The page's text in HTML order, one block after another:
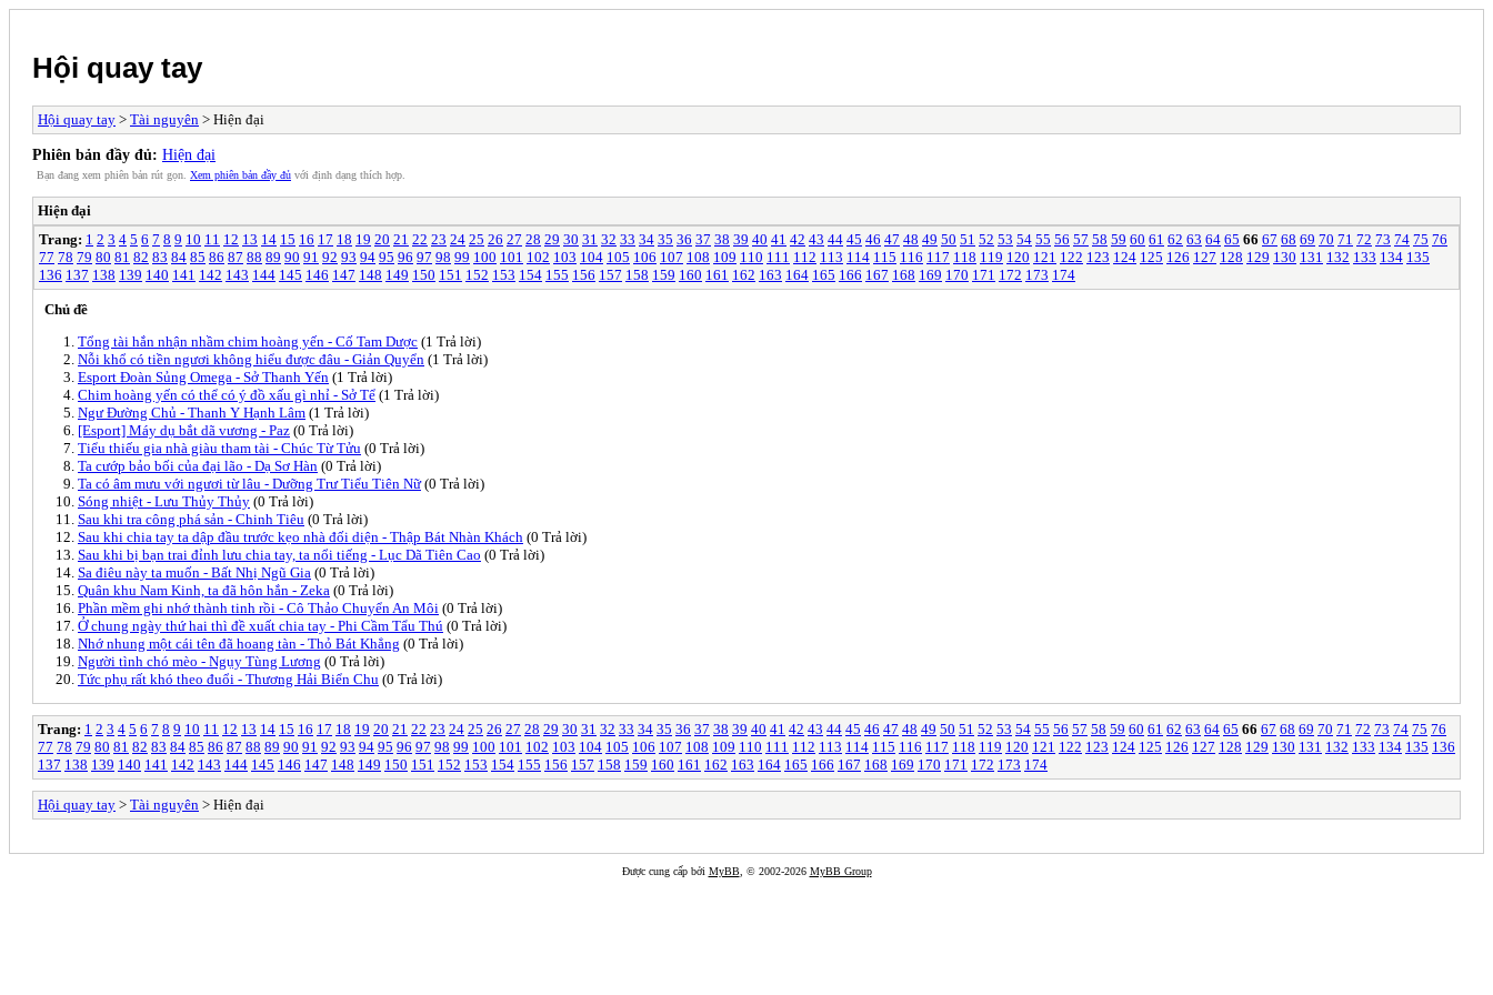
Hội quay tay
Hội quay tay > Tài nguyên > Hiện đại
Phiên bản đầy đủ: Hiện đại
Bạn đang xem phiên bản rút gọn. Xem phiên bản đầy đủ với định dạng thích hợp.
Hiện đại
Trang: 1 2 3 4 5 6 7 8 9 10 11 12 13 14 15 16 17 18 19 20 21 22 23 24 25 26 27 28 29 30 31 32 33 34 35 36 37 38 39 40 41 42 43 44 45 46 47 48 49 50 51 52 53 54 55 56 57 58 59 60 61 62 63 64 65 66 67 68 69 70 71 72 73 74 75 76
77 78 79 80 81 82 83 84 85 86 87 88 89 90 91 92 93 94 95 96 97 98 99 100 101 102 103 104 105 106 107 108 109 110 111 112 113 114 115 116 117 118 119 120 121 122 123 124 125 126 127 128 129 130 131 132 133 134 135
136 137 138 139 140 141 142 143 144 145 146 147 148 149 150 151 152 153 154 155 156 157 158 159 160 161 162 163 164 165 166 167 168 169 170 171 172 173 174
Chủ đề
Tổng tài hắn nhận nhầm chim hoàng yến - Cố Tam Dược (1 Trả lời)
Nỗi khổ có tiền ngươi không hiểu được đâu - Giản Quyển (1 Trả lời)
Esport Đoàn Sủng Omega - Sở Thanh Yến (1 Trả lời)
Chim hoàng yến có thể có ý đồ xấu gì nhỉ - Sở Tể (1 Trả lời)
Ngư Đường Chủ - Thanh Y Hạnh Lâm (1 Trả lời)
[Esport] Máy dụ bắt dã vương - Paz (0 Trả lời)
Tiểu thiếu gia nhà giàu tham tài - Chúc Từ Tửu (0 Trả lời)
Ta cướp bảo bối của đại lão - Dạ Sơ Hàn (0 Trả lời)
Ta có âm mưu với ngươi từ lâu - Dưỡng Trư Tiểu Tiên Nữ(0 Trả lời)
Sóng nhiệt - Lưu Thủy Thủy (0 Trả lời)
Sau khi tra công phá sản - Chinh Tiêu (0 Trả lời)
Sau khi chia tay ta dập đầu trước kẹo nhà đối diện - Thập Bát Nhàn Khách (0 Trả lời)
Sau khi bị bạn trai đỉnh lưu chia tay, ta nổi tiếng - Lục Dã Tiên Cao (0 Trả lời)
Sa điêu này ta muốn - Bất Nhị Ngũ Gia (0 Trả lời)
Quân khu Nam Kinh, ta đã hôn hắn - Zeka (0 Trả lời)
Phần mềm ghi nhớ thành tinh rồi - Cô Thảo Chuyển An Môi (0 Trả lời)
Ở chung ngày thứ hai thì đề xuất chia tay - Phi Cầm Tẩu Thú (0 Trả lời)
Nhớ nhung một cái tên đã hoang tàn - Thỏ Bát Khẳng (0 Trả lời)
Người tình chó mèo - Ngụy Tùng Lương (0 Trả lời)
Tức phụ rất khó theo đuổi - Thương Hải Biển Chu (0 Trả lời)
Trang: 1 2 3 4 5 6 7 8 9 10 11 12 13 14 15 16 17 18 19 20 21 22 23 24 25 26 27 28 29 30 31 32 33 34 35 36 37 38 39 40 41 42 43 44 45 46 47 48 49 50 51 52 53 54 55 56 57 58 59 60 61 62 63 64 65 66 67 68 69 70 71 72 73 74 75 76
77 78 79 80 81 82 83 84 85 86 87 88 89 90 91 92 93 94 95 96 97 98 99 100 101 102 103 104 105 106 107 108 109 110 111 112 113 114 115 116 117 118 119 120 121 122 123 124 125 126 127 128 129 130 131 132 133 134 135 136
137 138 139 140 141 142 143 144 145 146 147 148 149 150 151 152 153 154 155 156 157 158 159 160 161 162 163 164 165 166 167 168 169 170 171 172 173 174
Hội quay tay > Tài nguyên > Hiện đại
Được cung cấp bởi MyBB, © 2002-2026 MyBB Group